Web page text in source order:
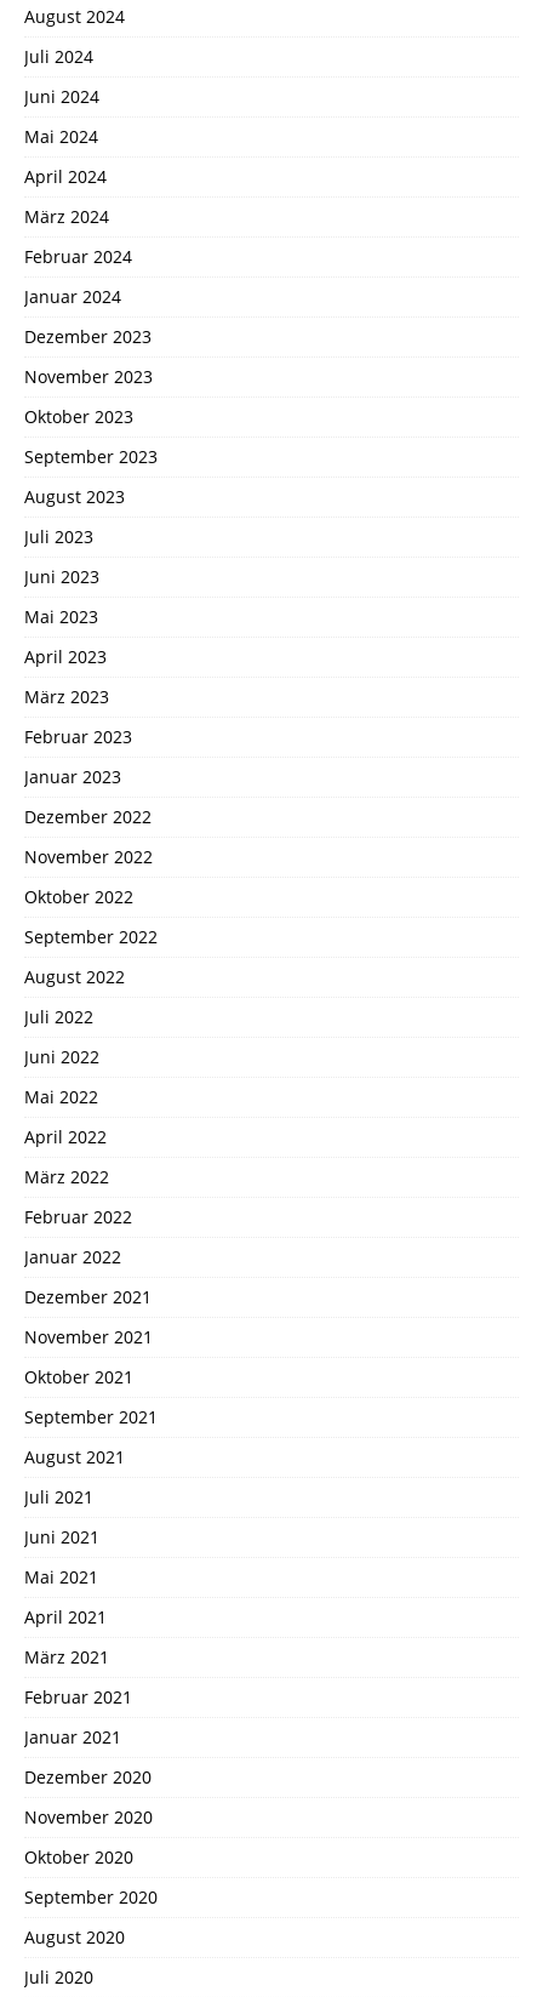
August 2024
Juli 2024
Juni 2024
Mai 2024
April 2024
März 2024
Februar 2024
Januar 2024
Dezember 2023
November 2023
Oktober 2023
September 2023
August 2023
Juli 2023
Juni 2023
Mai 2023
April 2023
März 2023
Februar 2023
Januar 2023
Dezember 2022
November 2022
Oktober 2022
September 2022
August 2022
Juli 2022
Juni 2022
Mai 2022
April 2022
März 2022
Februar 2022
Januar 2022
Dezember 2021
November 2021
Oktober 2021
September 2021
August 2021
Juli 2021
Juni 2021
Mai 2021
April 2021
März 2021
Februar 2021
Januar 2021
Dezember 2020
November 2020
Oktober 2020
September 2020
August 2020
Juli 2020